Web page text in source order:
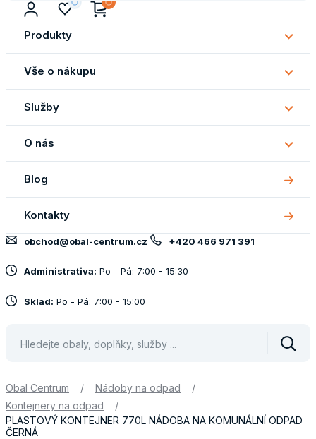
Produkty
Vše o nákupu
Vše
o
Služby
O nás
O
nás
Blog
Kontakty
obchod@obal-centrum.cz +420 466 971 391
Administrativa: Po - Pá: 7:00 - 15:30
Sklad: Po - Pá: 7:00 - 15:00
Obal Centrum / Nádoby na odpad
/
Kontejnery na odpad
/
PLASTOVÝ KONTEJNER 770L NÁDOBA NA KOMUNÁLNÍ ODPAD
ČERNÁ